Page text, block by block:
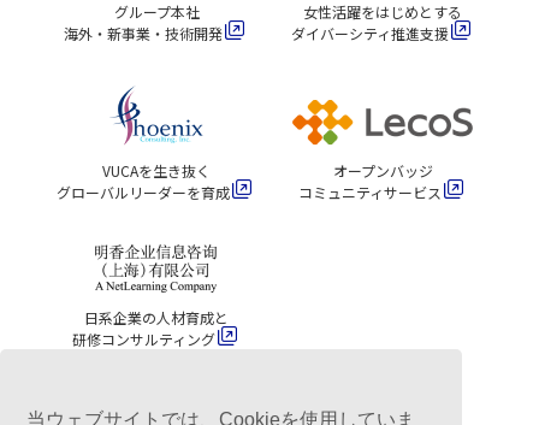
当ウェブサイトでは、Cookieを使用していま
グループ本社
海外・新事業・技術開発
女性活躍をはじめとする
ダイバーシティ推進支援
VUCAを生き抜く
グローバルリーダーを育成
オープンバッジ
コミュニティサービス
日系企業の人材育成と
研修コンサルティング